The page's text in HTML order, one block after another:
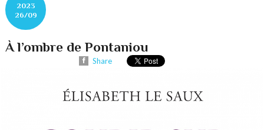
2023
26/09
À l’ombre de Pontaniou
Share